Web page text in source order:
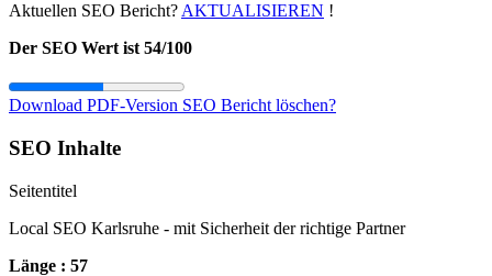
Aktuellen SEO Bericht? AKTUALISIEREN !
Der SEO Wert ist 54/100
Download PDF-Version SEO Bericht löschen?
SEO Inhalte
Seitentitel
Local SEO Karlsruhe - mit Sicherheit der richtige Partner
Länge : 57